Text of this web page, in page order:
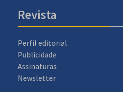
Revista
Perfil editorial
Publicidade
Assinaturas
Newsletter